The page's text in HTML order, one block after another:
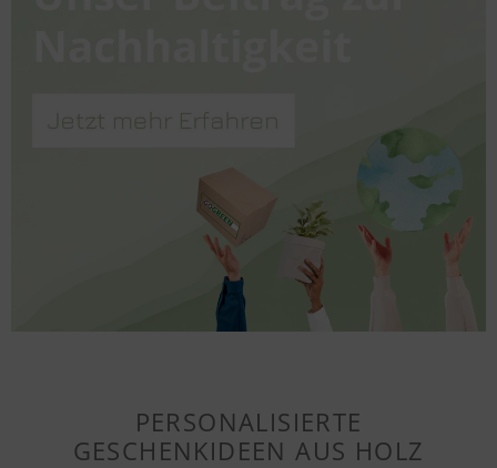
PERSONALISIERTE
GESCHENKIDEEN AUS HOLZ